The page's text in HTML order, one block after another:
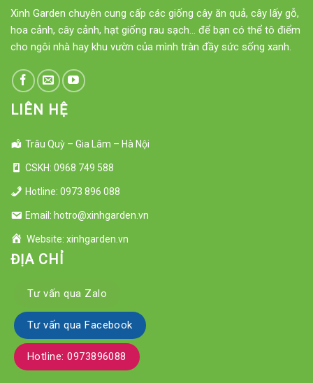
Xinh Garden chuyên cung cấp các giống cây ăn quả, cây lấy gỗ,
hoa cảnh, cây cảnh, hạt giống rau sạch... để bạn có thể tô điểm
cho ngôi nhà hay khu vườn của mình tràn đầy sức sống xanh.
LIÊN HỆ
Trâu Quỳ – Gia Lâm – Hà Nội
CSKH: 0968 749 588
Hotline: 0973 896 088
Email: hotro@xinhgarden.vn
Website: xinhgarden.vn
ĐỊA CHỈ
Tư vấn qua Zalo
Tư vấn qua Facebook
Hotline: 0973896088